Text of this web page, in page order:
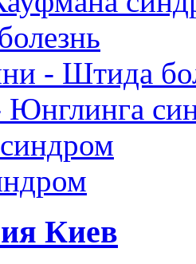
- Штида
Юнглинга
Киев